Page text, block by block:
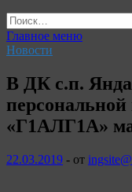
Найти:
Главное меню
Новости
В ДК с.п.
«Г1АЛГ1А»
22.03.2019 - от